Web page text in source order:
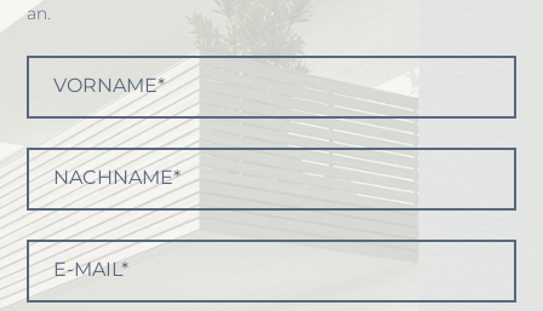
an.
VORNAME*
NACHNAME*
E-MAIL*